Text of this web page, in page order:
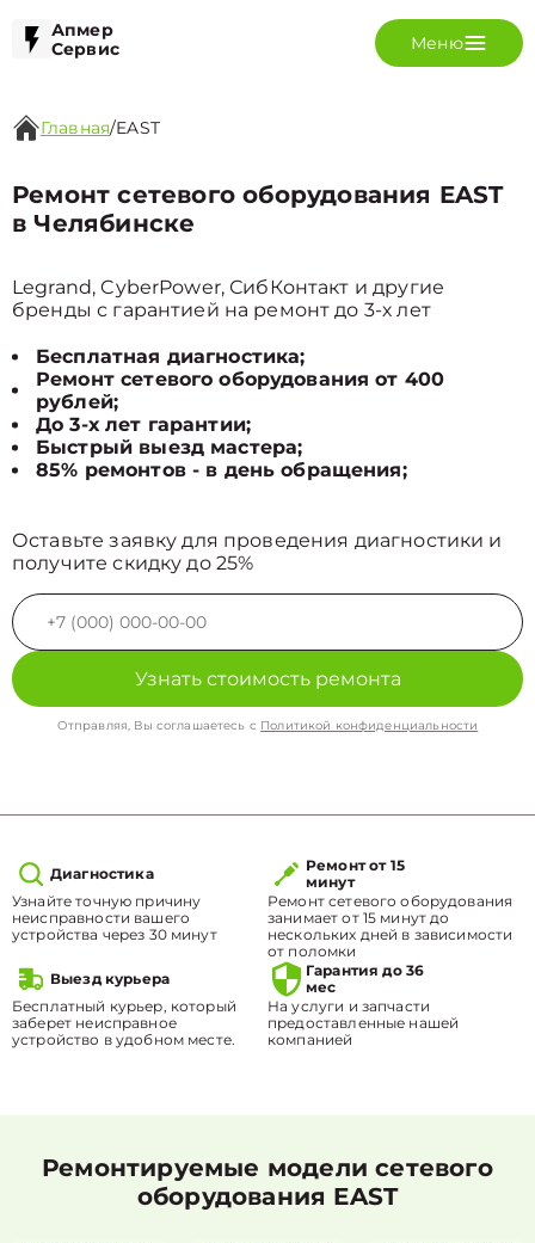
Апмер
Сервис
Меню
Главная/EAST
Ремонт сетевого оборудования EAST
в Челябинске
Legrand, CyberPower, СибКонтакт и другие
бренды с гарантией на ремонт до 3-х лет
Бесплатная диагностика;
Ремонт сетевого оборудования от 400
рублей;
До 3-х лет гарантии;
Быстрый выезд мастера;
85% ремонтов - в день обращения;
Оставьте заявку для проведения диагностики и
получите скидку до 25%
Узнать стоимость ремонта
Отправляя, Вы соглашаетесь с Политикой конфиденциальности
Диагностика
Узнайте точную причину
неисправности вашего
устройства через 30 минут
Ремонт от 15
минут
Ремонт сетевого оборудования
занимает от 15 минут до
нескольких дней в зависимости
от поломки
Выезд курьера
Бесплатный курьер, который
заберет неисправное
устройство в удобном месте.
Гарантия до 36
мес
На услуги и запчасти
предоставленные нашей
компанией
Ремонтируемые модели сетевого
оборудования EAST